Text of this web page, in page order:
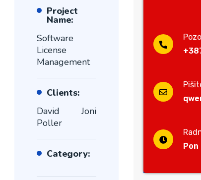
Project
Name:
Software
License
Management
Clients:
David Joni
Poller
Category: